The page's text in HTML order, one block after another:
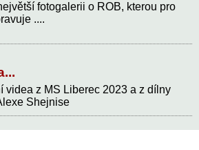
fotogalerii o ROB, kterou pro
....
videa z MS Liberec 2023 a z dílny
Shejnise